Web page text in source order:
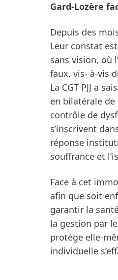
Gard-Lozère
Depuis des
Leur constat
sans vision, où
faux, vis- à-vis
La CGT PJJ a
en bilatérale de
contrôle de
s’inscrivent
réponse
souffrance et
Face à cet
afin que soit
garantir la
la gestion par
protège elle-
individuelle